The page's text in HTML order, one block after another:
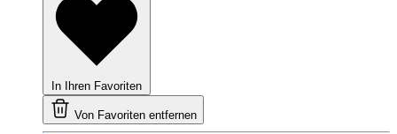
In Ihren Favoriten
Von Favoriten entfernen